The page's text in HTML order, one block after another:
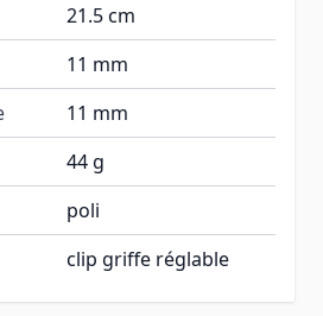
21.5 cm
11 mm
11 mm
44 g
poli
clip griffe réglable